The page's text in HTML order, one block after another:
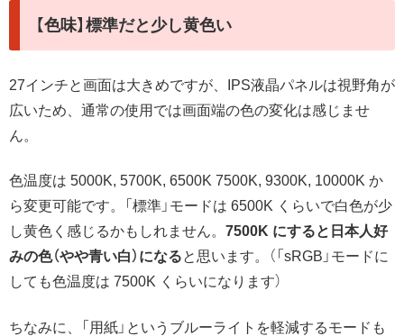
【色味】標準だと少し黄色い
27インチと画面は大きめですが、IPS液晶パネルは視野角が
広いため、通常の使用では画面端の色の変化は感じませ
ん。
色温度は 5000K, 5700K, 6500K 7500K, 9300K, 10000K か
ら変更可能です。「標準」モードは 6500K くらいで白色が少
し黄色く感じるかもしれません。 7500K にすると日本人好
みの色（やや青い白）になると思います。（「sRGB」モードに
しても色温度は 7500K くらいになります）
ちなみに、「用紙」というブルーライトを軽減するモードも